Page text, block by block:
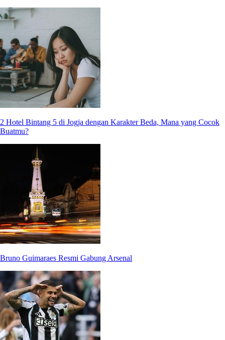
2 Hotel Bintang 5 di Jogja dengan Karakter Beda, Mana yang Cocok
Buatmu?
Bruno Guimaraes Resmi Gabung Arsenal